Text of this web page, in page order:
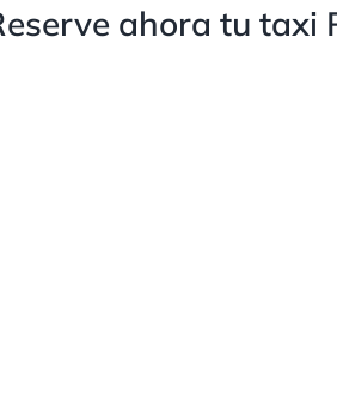
ahora tu taxi